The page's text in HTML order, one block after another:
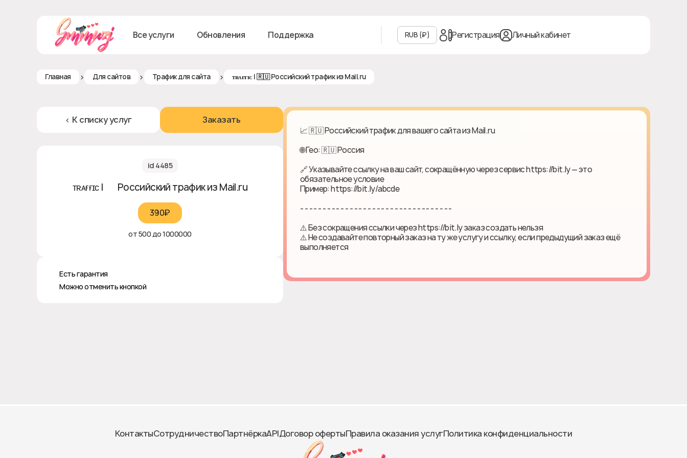
Все услуги Обновления Поддержка RUB (₽‎) Регистрация Личный кабинет
Главная > Для сайтов > Трафик для сайта > ᴛʀᴀғғɪᴄ | 🇷🇺 Российский трафик из Mail.ru
< К списку услуг Заказать
id 4485
ᴛʀᴀғғɪᴄ | 🇷🇺 Российский трафик из Mail.ru
390₽‎
от 500 до 1000000
♻️ Есть гарантия
❎ Можно отменить кнопкой
📈 🇷🇺 Российский трафик для вашего сайта из Mail.ru
🌐 Гео: 🇷🇺 Россия
🔗 Указывайте ссылку на ваш сайт, сокращённую через сервис https://bit.ly — это
обязательное условие
Пример: https://bit.ly/abcde
- - - - - - - - - - - - - - - - - - - - - - - - - - - - - - - - - -
⚠️ Без сокращения ссылки через https://bit.ly заказ создать нельзя
⚠️ Не создавайте повторный заказ на ту же услугу и ссылку, если предыдущий заказ ещё
выполняется
КонтактыСотрудничествоПартнёркаAPIДоговор офертыПравила оказания услугПолитика конфиденциальности